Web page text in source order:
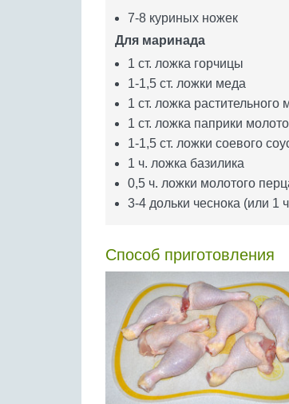
7-8 куриных ножек
Для маринада
1 ст. ложка горчицы
1-1,5 ст. ложки меда
1 ст. ложка растительного
1 ст. ложка паприки
1-1,5 ст. ложки соевого
1 ч. ложка базилика
0,5 ч. ложки молотого
3-4 дольки чеснока (или 1
Способ приготовления